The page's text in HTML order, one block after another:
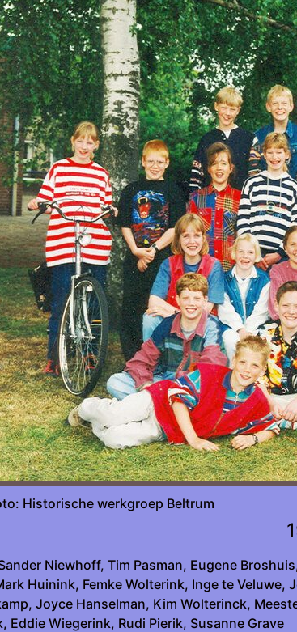
Historische
Niewhoff, Tim Pasman, Eugene
Huinink, Femke Wolterink, Inge te
Joyce Hanselman, Kim Wolterinck,
Eddie Wiegerink, Rudi Pierik, Susanne Grave